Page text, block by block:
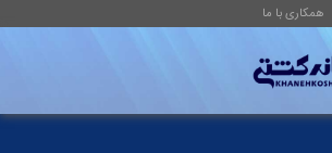
همکاری با ما